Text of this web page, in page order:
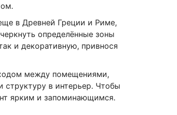
в Древней Греции и Риме,
определённые зоны
и декоративную, привнося
между помещениями,
структуру в интерьер. Чтобы
ярким и запоминающимся.